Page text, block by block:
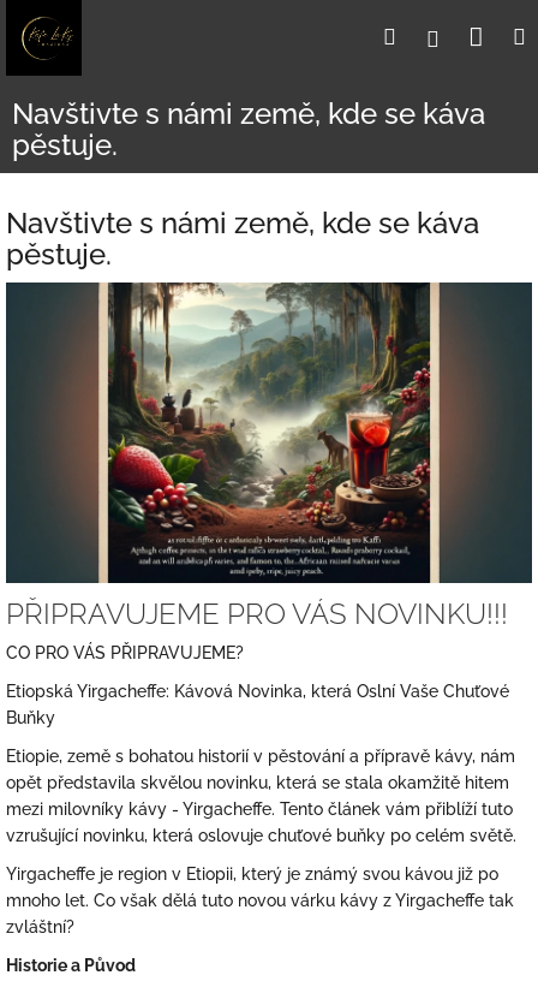
obsah
HledatPřihlášení
Navštivte s námi země, kde se káva
pěstuje.
Navštivte s námi země, kde se káva
pěstuje.
PŘIPRAVUJEME PRO VÁS NOVINKU!!!
CO PRO VÁS PŘIPRAVUJEME?
Etiopská Yirgacheffe: Kávová Novinka, která Oslní Vaše Chuťové
Buňky
Etiopie, země s bohatou historií v pěstování a přípravě kávy, nám
opět představila skvělou novinku, která se stala okamžitě hitem
mezi milovníky kávy - Yirgacheffe. Tento článek vám přiblíží tuto
vzrušující novinku, která oslovuje chuťové buňky po celém světě.
Yirgacheffe je region v Etiopii, který je známý svou kávou již po
mnoho let. Co však dělá tuto novou várku kávy z Yirgacheffe tak
zvláštní?
Historie a Původ